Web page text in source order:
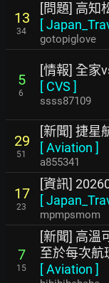
13
34
[問題] 高知
[
gotopiglove
5
6
[情報] 全家
[ CVS ]
ssss87109
29
51
[新聞] 捷星
[Aviation ]
a855341
17
23
[資訊]
[
mpmpsmom
7
15
[新聞] 高
至於每次航
[Aviation ]